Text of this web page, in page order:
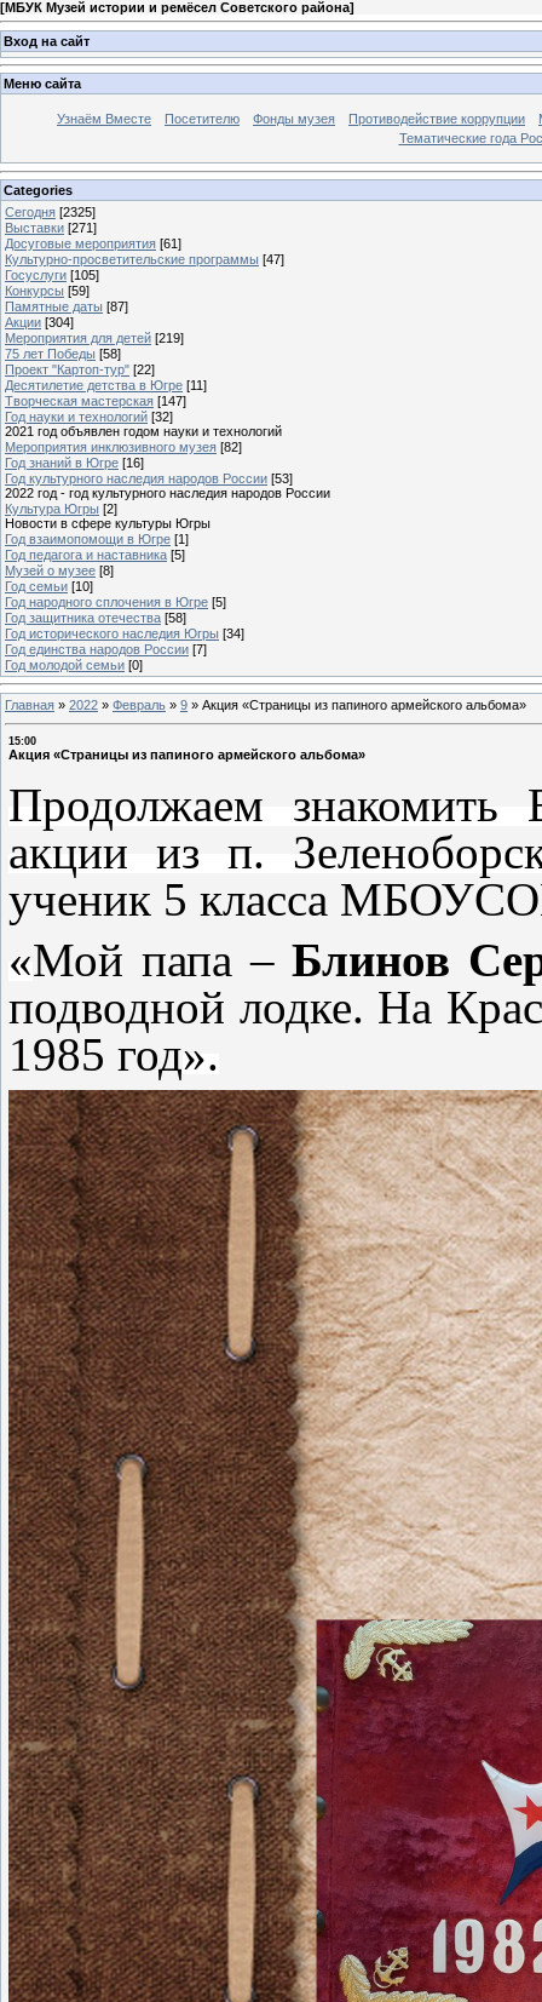
[МБУК Музей истории и ремёсел Советского района]
Вход на сайт
Меню сайта
Узнаём Вместе Посетителю Фонды музея Противодействие коррупции
Тематические года
Categories
Сегодня [2325]
Выставки [271]
Досуговые мероприятия [61]
Культурно-просветительские программы [47]
Госуслуги [105]
Конкурсы [59]
Памятные даты [87]
Акции [304]
Мероприятия для детей [219]
75 лет Победы [58]
Проект "Картоп-тур" [22]
Десятилетие детства в Югре [11]
Творческая мастерская [147]
Год науки и технологий [32]
2021 год объявлен годом науки и технологий
Мероприятия инклюзивного музея [82]
Год знаний в Югре [16]
Год культурного наследия народов России [53]
2022 год - год культурного наследия народов России
Культура Югры [2]
Новости в сфере культуры Югры
Год взаимопомощи в Югре [1]
Год педагога и наставника [5]
Музей о музее [8]
Год семьи [10]
Год народного сплочения в Югре [5]
Год защитника отечества [58]
Год исторического наследия Югры [34]
Год единства народов России [7]
Год молодой семьи [0]
Главная » 2022 » Февраль » 9 » Акция «Страницы из папиного армейского альбома»
15:00
Акция «Страницы из папиного армейского альбома»
Продолжаем знакомить
акции из п.
ученик 5 класса
«Мой папа –Блинов
подводной лодке. На
1985 год».